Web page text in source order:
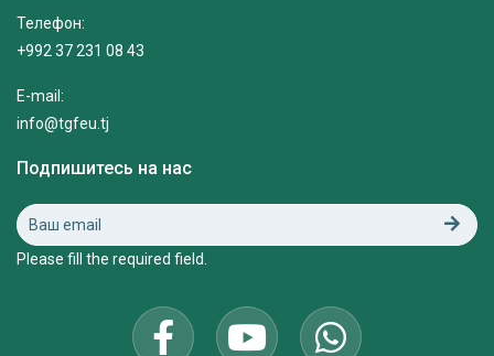
Телефон:
+992 37 231 08 43
E-mail:
info@tgfeu.tj
Подпишитесь на нас
Please fill the required field.